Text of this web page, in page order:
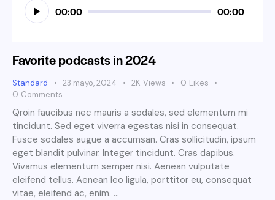
de
audio
00:00 00:00
Favorite podcasts in 2024
Standard 23 mayo, 2024 2K Views 0 Likes
0 Comments
Qroin faucibus nec mauris a sodales, sed elementum mi
tincidunt. Sed eget viverra egestas nisi in consequat.
Fusce sodales augue a accumsan. Cras sollicitudin, ipsum
eget blandit pulvinar. Integer tincidunt. Cras dapibus.
Vivamus elementum semper nisi. Aenean vulputate
eleifend tellus. Aenean leo ligula, porttitor eu, consequat
vitae, eleifend ac, enim. …